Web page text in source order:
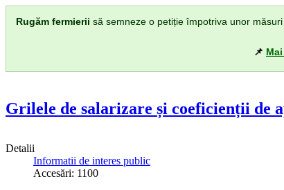
Rugăm fermierii să semneze o petiție împotriva unor
📌
Grilele de salarizare și coeficienții de
Detalii
Informatii de interes public
Accesări: 1100